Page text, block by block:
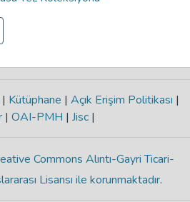
| Kütüphane | Açık Erişim Politikası |
| OAI-PMH | Jisc |
Commons Alıntı-Gayri Ticari-
Lisansı ile korunmaktadır.